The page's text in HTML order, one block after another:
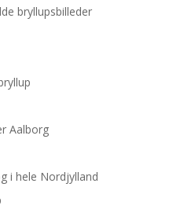
bryllupsbilleder
Aalborg
i hele Nordjylland